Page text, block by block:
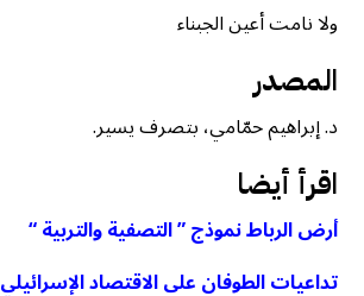
ولا نامت أعين الجبناء
المصدر
د. إبراهيم حمّامي، بتصرف يسير.
اقرأ أيضا
أرض الرباط نموذج ” التصفية والتربية “
تداعيات الطوفان على الاقتصاد الإسرائيلي